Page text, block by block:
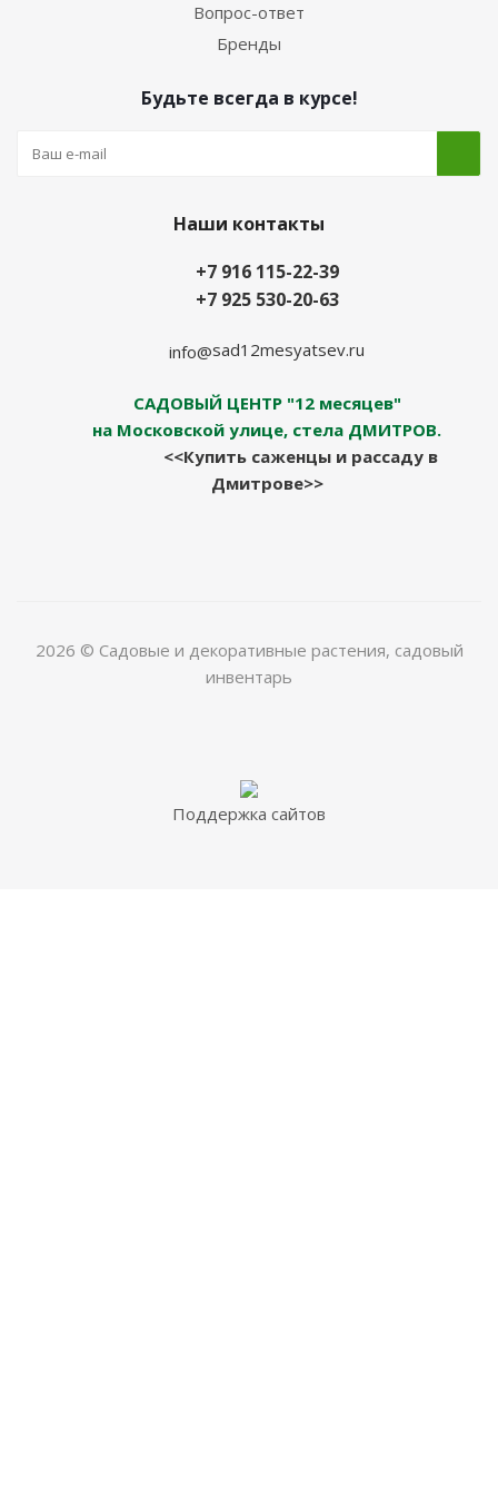
Вопрос-ответ
Бренды
Будьте всегда в курсе!
Наши контакты
+7 916 115-22-39
+7 925 530-20-63
info@sad12mesyatsev.ru
САДОВЫЙ ЦЕНТР "12 месяцев"
на Московской улице, стела ДМИТРОВ.
<<Купить саженцы и рассаду в
Дмитрове>>
2026 © Садовые и декоративные растения, садовый
инвентарь
Поддержка сайтов